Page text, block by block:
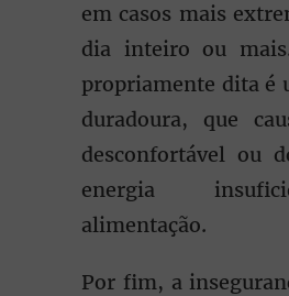
em casos mais
dia inteiro ou
propriamente dita é
duradoura, que
desconfortável ou
energia
alimentação.
Por fim, a